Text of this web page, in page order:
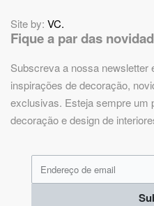
Site by: VC.
Fique a par das
Subscreva a nossa newsletter
inspirações de decoração,
exclusivas. Esteja sempre um
decoração e design de